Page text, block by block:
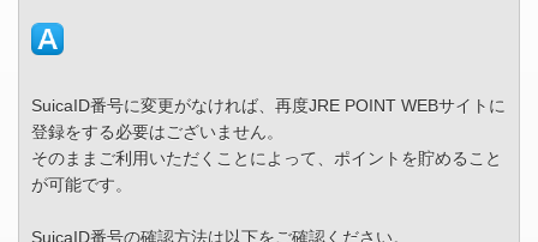
SuicaID番号に変更がなければ、再度JRE POINT WEBサイトに
登録をする必要はございません。
そのままご利用いただくことによって、ポイントを貯めること
が可能です。
SuicaID番号の確認方法は以下をご確認ください。